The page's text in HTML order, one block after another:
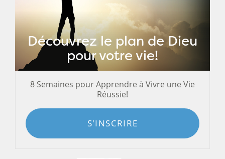
Découvrez le plan de Dieu
pour votre vie!
8 Semaines pour Apprendre à Vivre une Vie
Réussie!
S'INSCRIRE